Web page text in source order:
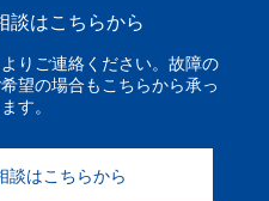
談はこちらから
りご連絡ください。故障の
望の場合もこちらから承っ
す。
談はこちらから